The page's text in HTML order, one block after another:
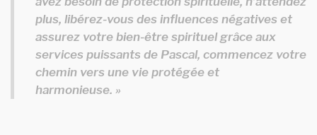
plus, libérez-vous des influences négatives et
assurez votre bien-être spirituel grâce aux
services puissants de Pascal, commencez votre
chemin vers une vie protégée et
harmonieuse. »